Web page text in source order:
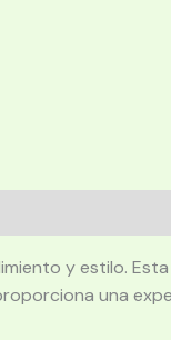
y estilo.
una